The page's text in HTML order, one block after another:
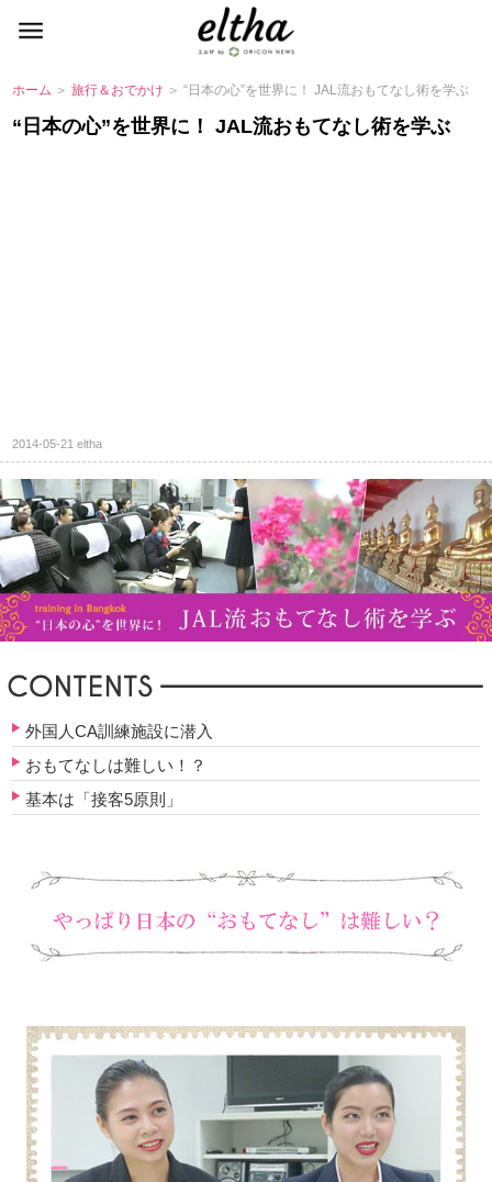
ホーム ＞旅行＆おでかけ ＞ “日本の心”を世界に！ JAL流おもてなし術を学ぶ
“日本の心”を世界に！ JAL流おもてなし術を学ぶ
2014-05-21eltha
外国人CA訓練施設に潜入
おもてなしは難しい！？
基本は「接客5原則」